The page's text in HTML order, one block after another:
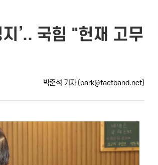
’.. 국힘 "헌재 고무
박준석 기자 (park@factband.net)